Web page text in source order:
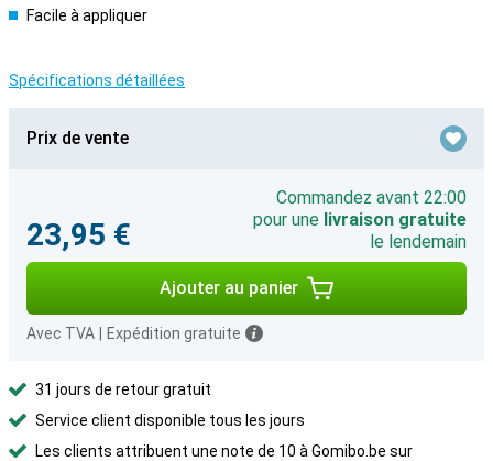
Facile à appliquer
Spécifications détaillées
Prix de vente
23,95 €
Commandez avant 22:00
pour une livraison gratuite
le lendemain
Ajouter au panier
Avec TVA Expédition gratuite
31 jours de retour gratuit
Service client disponible tous les jours
Les clients attribuent une note de 10 à Gomibo.be sur